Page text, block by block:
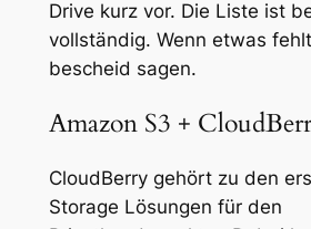
Drive kurz vor. Die Liste ist
vollständig. Wenn etwas
bescheid sagen.
Amazon S3 +
CloudBerry gehört zu den
Storage Lösungen für den